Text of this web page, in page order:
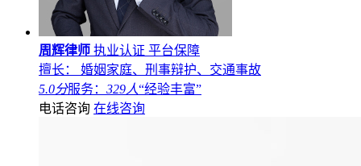
周辉律师 执业认证 平台保障
擅长： 婚姻家庭、刑事辩护、交通事故
5.0分服务： 329人“经验丰富”
电话咨询 在线咨询